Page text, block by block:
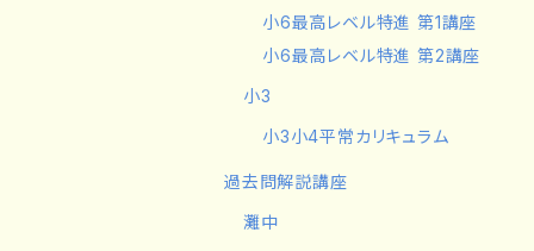
小6最高レベル特進 第1講座
小6最高レベル特進 第2講座
小3
小3小4平常カリキュラム
過去問解説講座
灘中